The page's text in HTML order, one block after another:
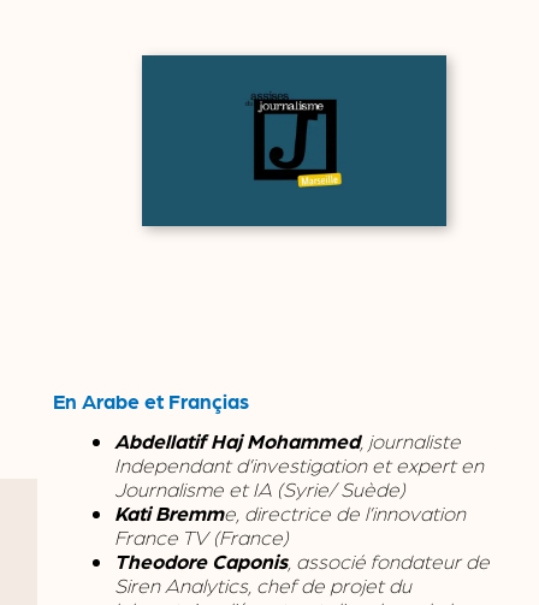
En Arabe et Françias
Abdellatif Haj Mohammed, journaliste
Independant d’investigation et expert en
Journalisme et IA (Syrie/ Suède)
Kati Bremme, directrice de l’innovation
France TV (France)
Theodore Caponis, associé fondateur de
Siren Analytics, chef de projet du